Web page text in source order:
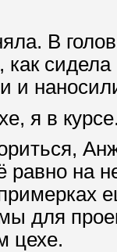
В
и
я в
равно на
для
цехе.